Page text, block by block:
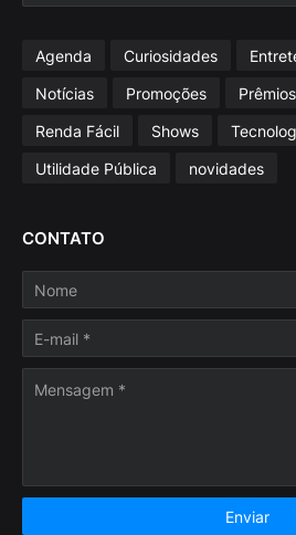
Agenda Curiosidades
Notícias
Promoções Prêmios
Renda Fácil
Shows
Utilidade Pública
novidades
CONTATO